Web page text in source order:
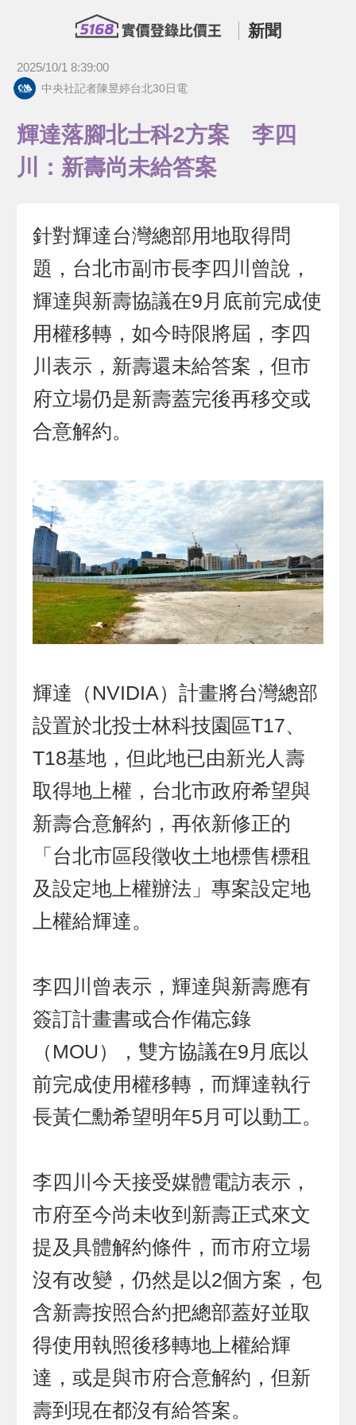
新聞
2025/10/1 8:39:00
中央社記者陳昱婷台北30日電
輝達落腳北士科2方案 李四
川：新壽尚未給答案
針對輝達台灣總部用地取得問
題，台北市副市長李四川曾說，
輝達與新壽協議在9月底前完成使
用權移轉，如今時限將屆，李四
川表示，新壽還未給答案，但市
府立場仍是新壽蓋完後再移交或
合意解約。
輝達（NVIDIA）計畫將台灣總部
設置於北投士林科技園區T17、
T18基地，但此地已由新光人壽
取得地上權，台北市政府希望與
新壽合意解約，再依新修正的
「台北市區段徵收土地標售標租
及設定地上權辦法」專案設定地
上權給輝達。
李四川曾表示，輝達與新壽應有
簽訂計畫書或合作備忘錄
（MOU），雙方協議在9月底以
前完成使用權移轉，而輝達執行
長黃仁勳希望明年5月可以動工。
李四川今天接受媒體電訪表示，
市府至今尚未收到新壽正式來文
提及具體解約條件，而市府立場
沒有改變，仍然是以2個方案，包
含新壽按照合約把總部蓋好並取
得使用執照後移轉地上權給輝
達，或是與市府合意解約，但新
壽到現在都沒有給答案。